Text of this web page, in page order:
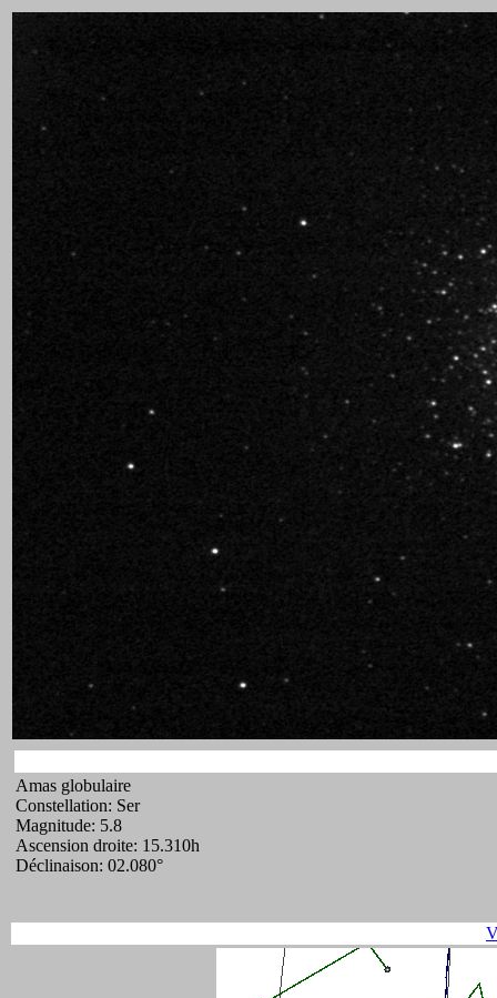
Amas globulaire
Constellation: Ser
Magnitude: 5.8
Ascension droite: 15.310h
Déclinaison: 02.080°